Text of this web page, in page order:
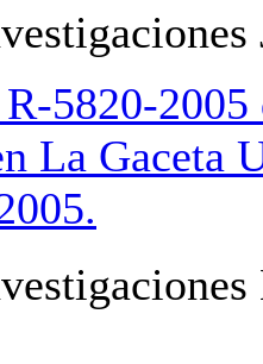
5820-
La Gaceta